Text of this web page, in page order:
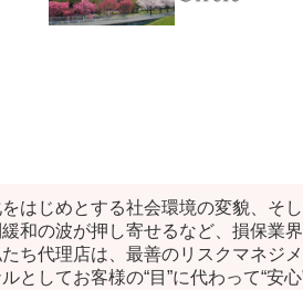
はじめとする社会環境の変貌、そ
和の波が押し寄せるなど、損保業
ち代理店は、最善のリスクマネジ
としてお客様の“目”に代わって“安